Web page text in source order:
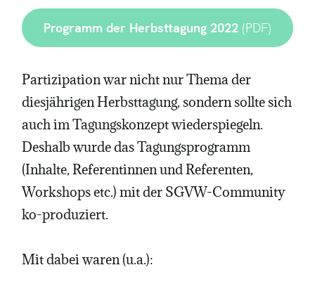
Programm der Herbsttagung 2022 (PDF)
Partizipation war nicht nur Thema der
diesjährigen Herbsttagung, sondern sollte sich
auch im Tagungskonzept wiederspiegeln.
Deshalb wurde das Tagungsprogramm
(Inhalte, Referentinnen und Referenten,
Workshops etc.) mit der SGVW-Community
ko-produziert.
Mit dabei waren (u.a.):